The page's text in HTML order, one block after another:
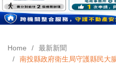
Home
最新新聞
南投縣政府衛生局守護縣民大